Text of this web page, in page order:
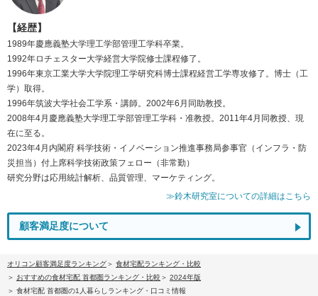
【経歴】
1989年慶應義塾大学理工学部管理工学科卒業。
1992年ロチェスター大学経営大学院修士課程修了。
1996年東京工業大学大学院理工学研究科博士課程経営工学専攻修了。博士（工
学）取得。
1996年筑波大学社会工学系・講師。2002年6月同助教授。
2008年4月慶應義塾大学理工学部管理工学科・准教授。2011年4月同教授、現
在に至る。
2023年4月内閣府 科学技術・イノベーション推進事務局参事官（インフラ・防
災担当）付上席科学技術政策フェロー（非常勤）
研究分野は応用統計解析、品質管理、マーケティング。
≫鈴木研究室についての詳細はこちら
顧客満足度について
オリコン顧客満足度ランキング
食材宅配ランキング・比較
おすすめの食材宅配 首都圏ランキング・比較
2024年版
食材宅配 首都圏の1人暮らしランキング・口コミ情報